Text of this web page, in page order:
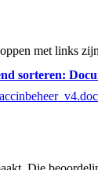
met links
sorteren: